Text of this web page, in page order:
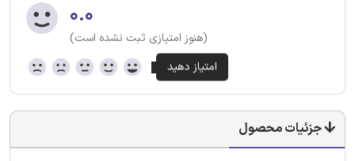
۰.۰
(هنوز امتیازی ثبت نشده است)
جزئیات محصول